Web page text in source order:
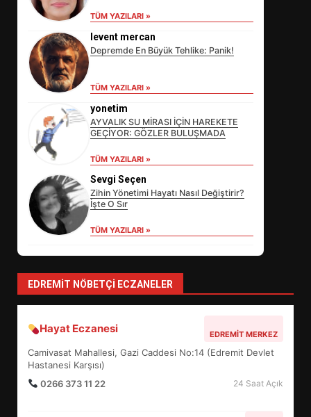
TÜM YAZILARI »
levent mercan
Depremde En Büyük Tehlike: Panik!
TÜM YAZILARI »
yonetim
AYVALIK SU MİRASI İÇİN HAREKETE
GEÇİYOR: GÖZLER BULUŞMADA
TÜM YAZILARI »
Sevgi Seçen
Zihin Yönetimi Hayatı Nasıl Değiştirir?
İşte O Sır
TÜM YAZILARI »
EDREMIT NÖBETÇI ECZANELER
Hayat Eczanesi EDREMIT MERKEZ
Camivasat Mahallesi, Gazi Caddesi No:14 (Edremit Devlet
Hastanesi Karşısı)
0266 373 11 22
24 Saat Açık
DEĞİŞECEK?
4
EDREMİT’İN GURURU TÜRKİYE
FİNALİNDE NE BAŞARDI?
5
6
BURHANİYE SATRANÇ
TURNUVASI KAYITLARI NEYİ
DEĞİŞTİRİYOR?